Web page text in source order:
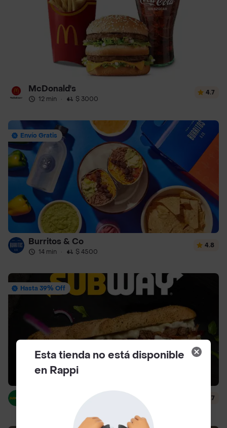
McDonald's
12 min · $ 3000
4.7
Envío Gratis
Burritos & Co
14 min · $ 4500
4.8
Hasta 39% Off
$ 5000
4.7
Esta tienda no está disponible
en Rappi